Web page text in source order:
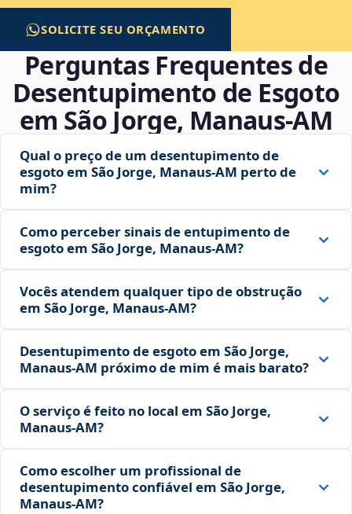
SOLICITE SEU ORÇAMENTO
Perguntas Frequentes de
Desentupimento de Esgoto
em São Jorge, Manaus‑AM
Qual o preço de um desentupimento de
esgoto em São Jorge, Manaus‑AM perto de
mim?
Como perceber sinais de entupimento de
esgoto em São Jorge, Manaus‑AM?
Vocês atendem qualquer tipo de obstrução
em São Jorge, Manaus‑AM?
Desentupimento de esgoto em São Jorge,
Manaus‑AM próximo de mim é mais barato?
O serviço é feito no local em São Jorge,
Manaus‑AM?
Como escolher um profissional de
desentupimento confiável em São Jorge,
Manaus‑AM?